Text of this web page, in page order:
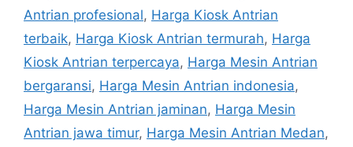
Antrian profesional, Harga Kiosk Antrian
terbaik, Harga Kiosk Antrian termurah, Harga
Kiosk Antrian terpercaya, Harga Mesin Antrian
bergaransi, Harga Mesin Antrian indonesia,
Harga Mesin Antrian jaminan, Harga Mesin
Antrian jawa timur, Harga Mesin Antrian Medan,